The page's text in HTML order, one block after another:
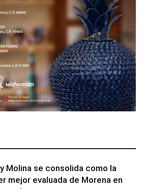
Molina se consolida como la
mejor evaluada de Morena en